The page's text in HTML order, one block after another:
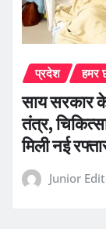
प्रदेश हमर
साय सरकार
तंत्र,
मिली नई
Junior